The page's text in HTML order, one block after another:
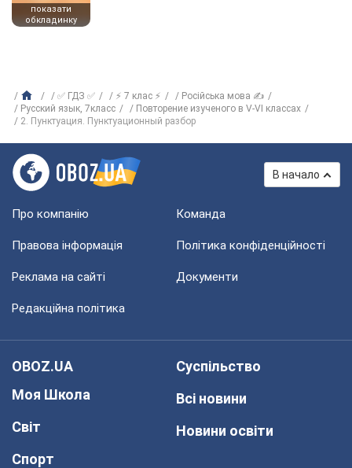
показати
обкладинку
✅ ГДЗ ✅ ⚡ 7 клас ⚡
Російська мова ✍
Русский язык, 7класс
Повторение изученого в V-VI классах
2. Пунктуация. Пунктуационный разбор
В начало
Про компанію Команда
Правова інформація Політика конфіденційності
Реклама на сайті Документи
Редакційна політика
OBOZ.UA
Моя Школа
Світ
Спорт
Суспільство
Всі новини
Новини освіти